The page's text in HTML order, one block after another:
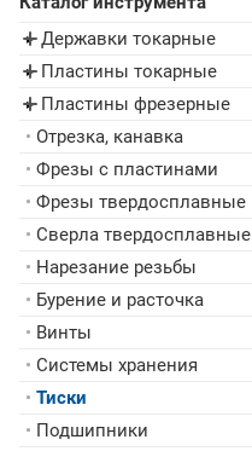
▸ Державки токарные
▸ Пластины токарные
▸ Пластины фрезерные
• Отрезка, канавка
• Фрезы с пластинами
• Фрезы твердосплавные
• Сверла твердосплавные
• Нарезание резьбы
• Бурение и расточка
• Винты
• Системы хранения
• Тиски
• Подшипники